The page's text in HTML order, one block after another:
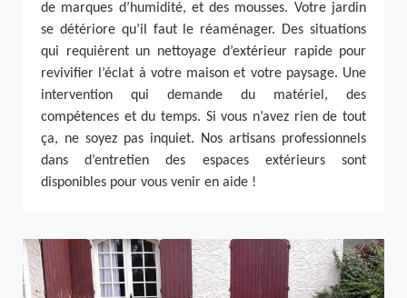
de marques d’humidité, et des mousses. Votre jardin
se détériore qu’il faut le réaménager. Des situations
qui requièrent un nettoyage d’extérieur rapide pour
revivifier l’éclat à votre maison et votre paysage. Une
intervention qui demande du matériel, des
compétences et du temps. Si vous n’avez rien de tout
ça, ne soyez pas inquiet. Nos artisans professionnels
dans d’entretien des espaces extérieurs sont
disponibles pour vous venir en aide !